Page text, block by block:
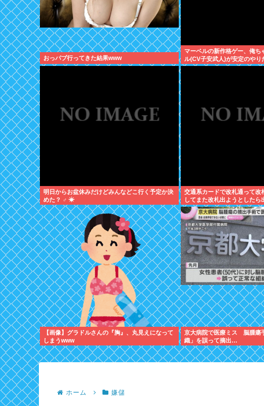
おっパブ行ってきた結果www
マーベルの新作格ゲー、俺ち
ル(CV子安武人)が安定のやり
明日からお盆休みだけどみんなどこ行く予定か決
めた？ ‍♂ ☀
交通系カードで改札通って改
してまた改札出ようとしたら
【画像】グラドルさんの『胸』、丸見えになって
しまうwww
京大病院で医療ミス 脳腫瘍
織」を誤って摘出…
ホーム 嫌儲